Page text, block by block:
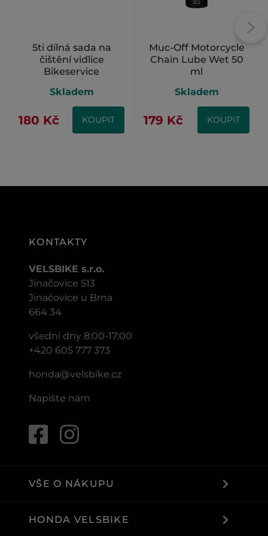
5ti dílná sada na
čištění vidlice
Bikeservice
Skladem
180 Kč KOUPIT
Muc-Off Motorcycle
Chain Lube Wet 50
ml
Skladem
179 Kč KOUPIT
KONTAKTY
VELSBIKE s.r.o.
Jinačovice 513
Jinačovice u Brna
664 34
všední dny 8:00-17:00
+420 605 777 373
honda@velsbike.cz
Napište nám
VŠE O NÁKUPU
HONDA VELSBIKE